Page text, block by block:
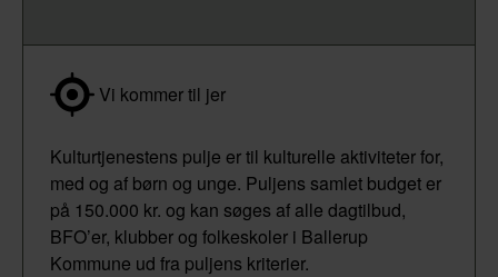
Vi kommer til jer
Kulturtjenestens pulje er til kulturelle aktiviteter for,
med og af børn og unge. Puljens samlet budget er
på 150.000 kr. og kan søges af alle dagtilbud,
BFO’er, klubber og folkeskoler i Ballerup
Kommune ud fra puljens kriterier.